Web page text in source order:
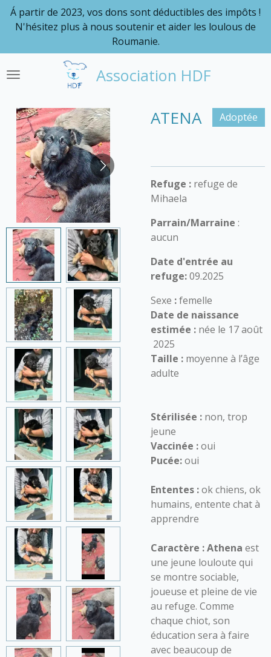
Passer
principal
Association HDF
Á partir de 2023, vos dons sont déductibles des impôts !
N'hésitez plus à nous soutenir et aider les loulous de
Roumanie.
ATENA Adoptée
Refuge : refuge de
Mihaela
Parrain/Marraine :
aucun
Date d'entrée au
refuge:09.2025
Sexe :femelle
Date de naissance
estimée : née le 17 août
2025
Taille : moyenne à l’âge
adulte
Stérilisée : non, trop
jeune
Vaccinée :oui
Pucée:oui
Ententes :ok chiens, ok
humains, entente chat à
apprendre
Caractère :Athena est
une jeune louloute qui
se montre sociable,
joueuse et pleine de vie
au refuge. Comme
chaque chiot, son
éducation sera à faire
avec beaucoup de